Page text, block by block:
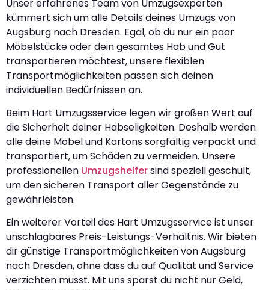
Unser erfahrenes Team von Umzugsexperten
kümmert sich um alle Details deines Umzugs von
Augsburg nach Dresden. Egal, ob du nur ein paar
Möbelstücke oder dein gesamtes Hab und Gut
transportieren möchtest, unsere flexiblen
Transportmöglichkeiten passen sich deinen
individuellen Bedürfnissen an.
Beim Hart Umzugsservice legen wir großen Wert auf
die Sicherheit deiner Habseligkeiten. Deshalb werden
alle deine Möbel und Kartons sorgfältig verpackt und
transportiert, um Schäden zu vermeiden. Unsere
professionellen Umzugshelfersind speziell geschult,
um den sicheren Transport aller Gegenstände zu
gewährleisten.
Ein weiterer Vorteil des Hart Umzugsservice ist unser
unschlagbares Preis-Leistungs-Verhältnis. Wir bieten
dir günstige Transportmöglichkeiten von Augsburg
nach Dresden, ohne dass du auf Qualität und Service
verzichten musst. Mit uns sparst du nicht nur Geld,